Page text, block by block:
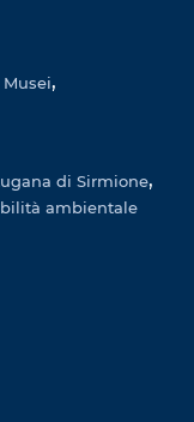
Musei
di Sirmione
ambientale